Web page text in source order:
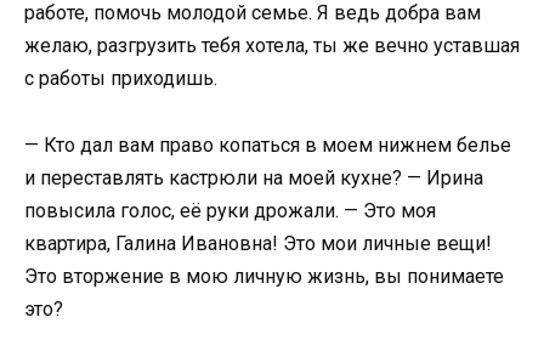
работе, помочь молодой семье. Я ведь добра вам
желаю, разгрузить тебя хотела, ты же вечно уставшая
с работы приходишь.
— Кто дал вам право копаться в моем нижнем белье
и переставлять кастрюли на моей кухне? — Ирина
повысила голос, её руки дрожали. — Это моя
квартира, Галина Ивановна! Это мои личные вещи!
Это вторжение в мою личную жизнь, вы понимаете
это?